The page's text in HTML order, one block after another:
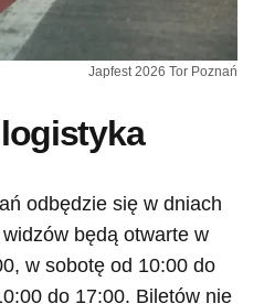
Japfest 2026 Tor Poznań
odbędzie się w dniach
będą otwarte w
w sobotę od 10:00 do
do 17:00. Biletów nie